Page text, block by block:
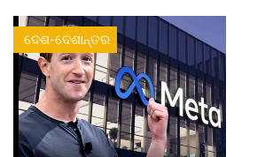
ଦେଶ-ଦେଶାନ୍ତର